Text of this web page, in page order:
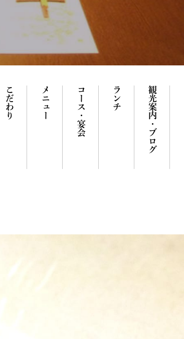
こだわり メニュー コース・宴会 ランチ 観光案内・ブログ